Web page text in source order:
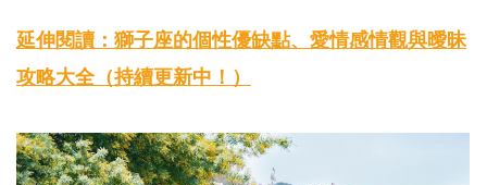
延伸閱讀：獅子座的個性優缺點、愛情感情觀與曖昧
攻略大全（持續更新中！）